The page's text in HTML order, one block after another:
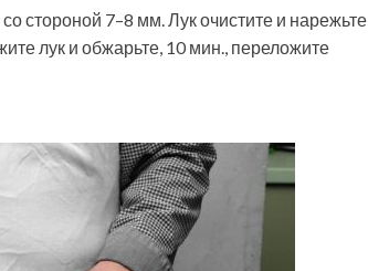
стороной 7–8 мм. Лук очистите и нарежьте
лук и обжарьте, 10 мин., переложите